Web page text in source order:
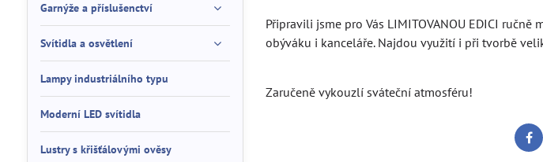
Připravili jsme pro Vás LIMITOVANOU EDICI
obýváku i kanceláře. Najdou využití i při tvorbě
Zaručeně vykouzlí sváteční atmosféru!
Garnýže a příslušenctví
Svítidla a osvětlení
Lampy industriálního typu
Moderní LED svítidla
Lustry s křišťálovými ověsy